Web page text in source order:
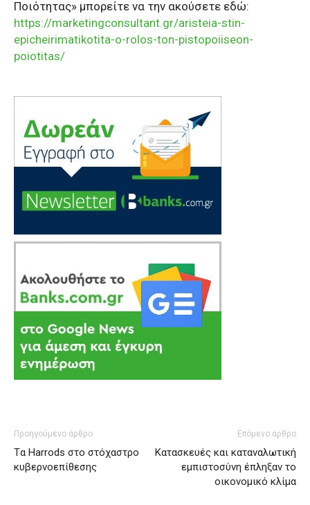
Ποιότητας» μπορείτε να την ακούσετε εδώ:
https://marketingconsultant.gr/aristeia-stin-
epicheirimatikotita-o-rolos-ton-pistopoiiseon-
poiotitas/
Προηγούμενο άρθρο
Tα Harrods στο στόχαστρο
κυβερνοεπίθεσης
Επόμενο άρθρο
Κατασκευές και καταναλωτική
εμπιστοσύνη έπληξαν το
οικονομικό κλίμα